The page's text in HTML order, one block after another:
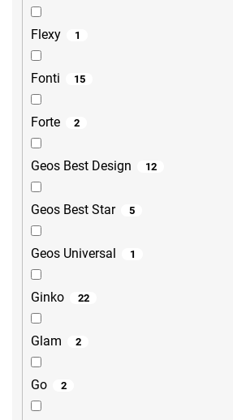
Flexy 1
Fonti 15
Forte 2
Geos Best Design 12
Geos Best Star 5
Geos Universal 1
Ginko 22
Glam 2
Go 2